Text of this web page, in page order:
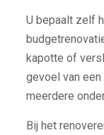
U bepaalt zelf
kapotte of
gevoel van een
meerdere
Bij het